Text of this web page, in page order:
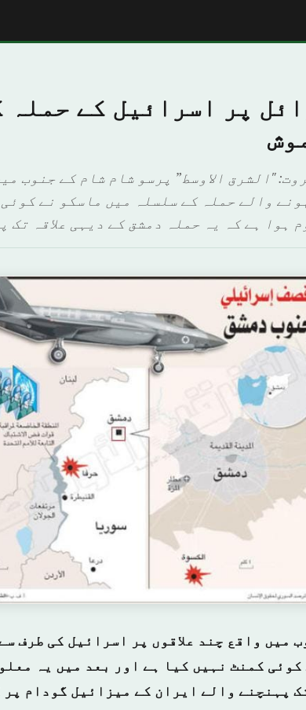
پر اسرائیل کے حملہ
"الشرق الاوسط” پرسو شام شام کے جنوب
والے حملہ کے سلسلہ میں ماسکو نے
ہوا ہے کہ یہ حملہ دمشق کے دیہی علاقہ تک
میں واقع چند علاقوں پر اسرائیل کی طرف
کمنٹ نہیں کیا ہے اور بعد میں یہ
پہنچنے والے ایران کے میزائیل گودام پر